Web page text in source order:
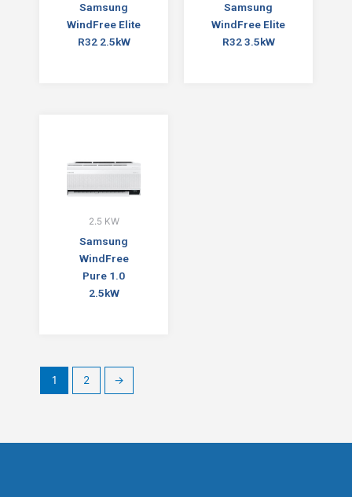
Samsung
WindFree Elite
R32 2.5kW
Samsung
WindFree Elite
R32 3.5kW
2.5 KW
Samsung
WindFree
Pure 1.0
2.5kW
1 2 →